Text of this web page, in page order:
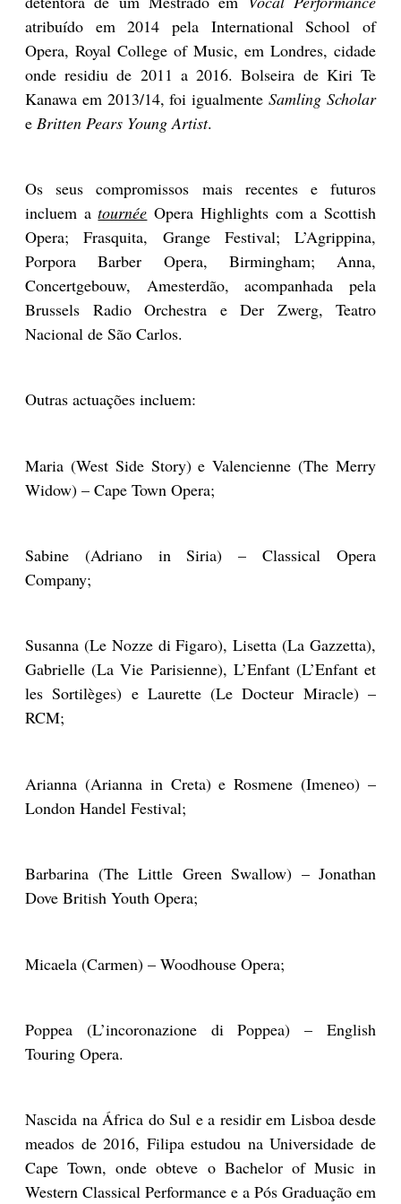
atribuído em 2014 pela International School of
Opera, Royal College of Music, em Londres, cidade
onde residiu de 2011 a 2016. Bolseira de Kiri Te
Kanawa em 2013/14, foi igualmenteSamling Scholar
e Britten Pears Young Artist.
Os seus compromissos mais recentes e futuros
incluem atournée Opera Highlights com a Scottish
Opera; Frasquita, Grange Festival; L’Agrippina,
Porpora Barber Opera, Birmingham; Anna,
Concertgebouw, Amesterdão, acompanhada pela
Brussels Radio Orchestra e Der Zwerg, Teatro
Nacional de São Carlos.
Outras actuações incluem:
Maria (West Side Story) e Valencienne (The Merry
Widow) – Cape Town Opera;
Sabine (Adriano in Siria) – Classical Opera
Company;
Susanna (Le Nozze di Figaro), Lisetta (La Gazzetta),
Gabrielle (La Vie Parisienne), L’Enfant (L’Enfant et
les Sortilèges) e Laurette (Le Docteur Miracle) –
RCM;
Arianna (Arianna in Creta) e Rosmene (Imeneo) –
London Handel Festival;
Barbarina (The Little Green Swallow) – Jonathan
Dove British Youth Opera;
Micaela (Carmen) – Woodhouse Opera;
Poppea (L’incoronazione di Poppea) – English
Touring Opera.
Nascida na África do Sul e a residir em Lisboa desde
meados de 2016, Filipa estudou na Universidade de
Cape Town, onde obteve o Bachelor of Music in
Western Classical Performance e a Pós Graduação em